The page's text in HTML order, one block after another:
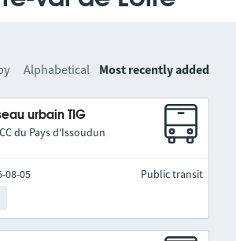
Alphabetical Most recently added
urbain TIG
CC du Pays d'Issoudun
08-05
Public transit